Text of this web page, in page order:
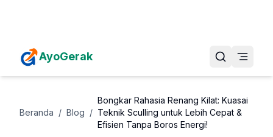
AyoGerak
Beranda / Blog /
Bongkar Rahasia Renang Kilat: Kuasai
Teknik Sculling untuk Lebih Cepat &
Efisien Tanpa Boros Energi!